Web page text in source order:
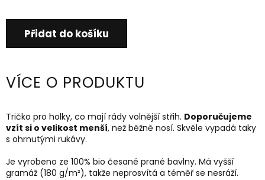
Přidat do košíku
VÍCE O PRODUKTU
Tričko pro holky, co mají rády volnější střih. Doporučujeme
vzít si o velikost menší, než běžně nosí. Skvěle vypadá taky
s ohrnutými rukávy.
Je vyrobeno ze 100% bio česané prané bavlny. Má vyšší
gramáž (180 g/m²), takže neprosvítá a téměř se nesráží.